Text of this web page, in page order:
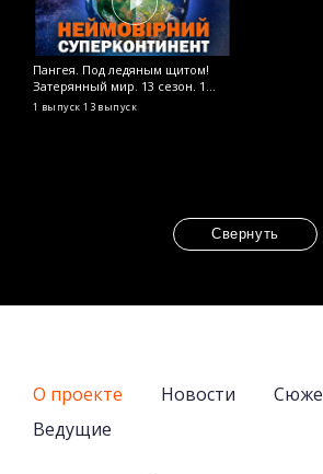
Пангея. Под ледяным щитом!
Затерянный мир. 13 сезон. 1
выпуск
1 выпуск 13 выпуск
Свернуть
О проекте Новости
Ведущие